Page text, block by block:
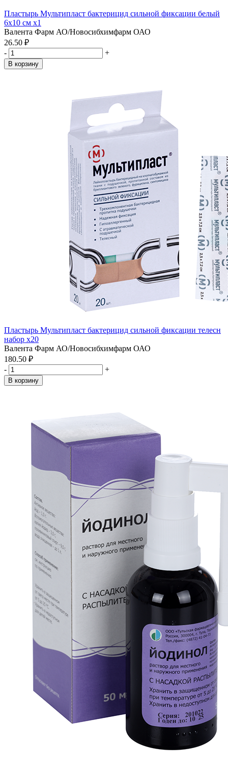
Пластырь Мультипласт бактерицид сильной фиксации белый
6х10 см x1
Валента Фарм АО/Новосибхимфарм ОАО
26.50 ₽
-
+
В корзину
Пластырь Мультипласт бактерицид сильной фиксации телесн
набор x20
Валента Фарм АО/Новосибхимфарм ОАО
180.50 ₽
-
+
В корзину